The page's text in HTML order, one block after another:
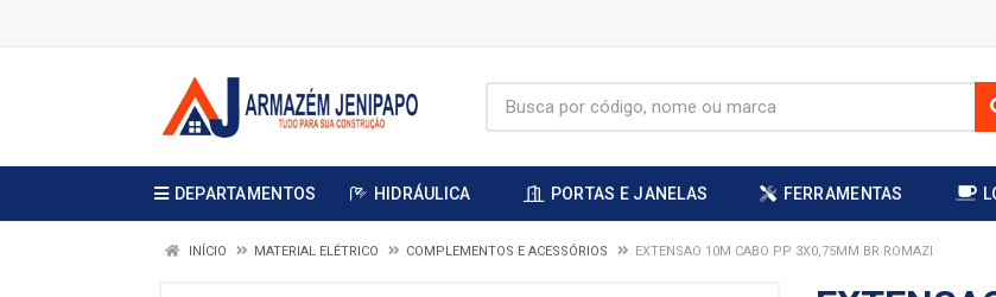
DEPARTAMENTOS HIDRÁULICA PORTAS E JANELAS FERRAMENTAS
INÍCIO MATERIAL ELÉTRICO COMPLEMENTOS E ACESSÓRIOS EXTENSAO 10M CABO PP 3X0,75MM BR ROMAZI